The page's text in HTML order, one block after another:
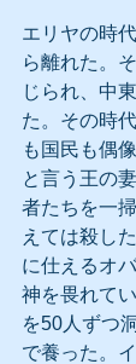
エリヤの時
ら離れた。
じられ、中
た。その時
も国民も偶
と言う王の
者たちを一
えては殺し
に仕えるオ
神を畏れて
を50人ずつ
で養った。